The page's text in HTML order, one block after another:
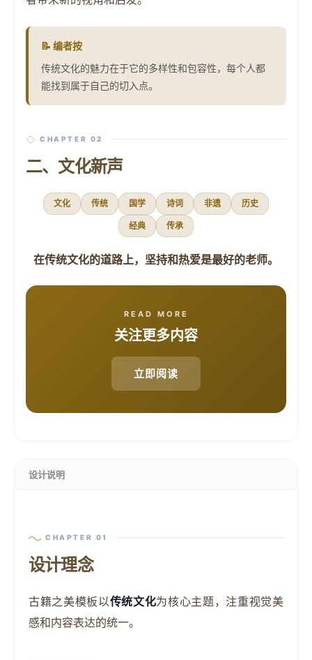
📝 编者按
传统文化的魅力在于它的多样性和包容性，每个人都
能找到属于自己的切入点。
CHAPTER 02
二、文化新声
文化 传统 国学 诗词 非遗 历史
经典 传承
在传统文化的道路上，坚持和热爱是最好的老师。
READ MORE
关注更多内容
立即阅读
设计说明
CHAPTER 01
设计理念
古籍之美模板以传统文化为核心主题，注重视觉美
感和内容表达的统一。